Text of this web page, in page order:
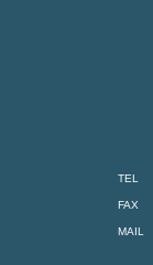
TEL
FAX
MAIL